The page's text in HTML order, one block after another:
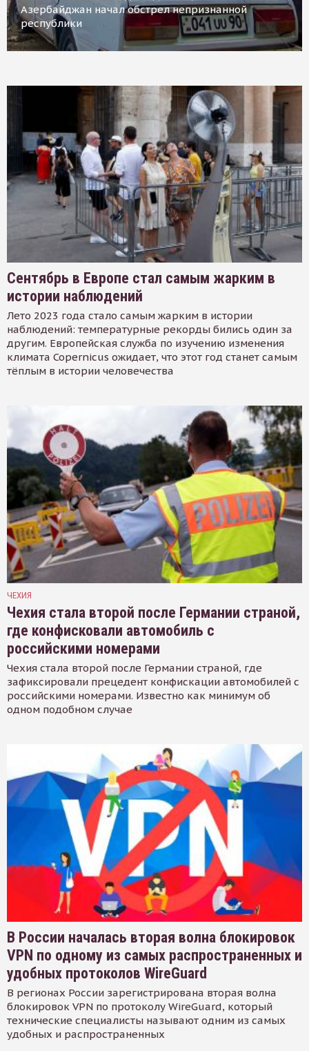
Азербайджан начал обстрел непризнанной
республики
Сентябрь в Европе стал самым жарким в
истории наблюдений
Лето 2023 года стало самым жарким в истории
наблюдений: температурные рекорды бились один за
другим. Европейская служба по изучению изменения
климата Copernicus ожидает, что этот год станет самым
тёплым в истории человечества
ЧЕХИЯ
Чехия стала второй после Германии страной,
где конфисковали автомобиль с
российскими номерами
Чехия стала второй после Германии страной, где
зафиксировали прецедент конфискации автомобилей с
российскими номерами. Известно как минимум об
одном подобном случае
В России началась вторая волна блокировок
VPN по одному из самых распространенных и
удобных протоколов WireGuard
В регионах России зарегистрирована вторая волна
блокировок VPN по протоколу WireGuard, который
технические специалисты называют одним из самых
удобных и распространенных